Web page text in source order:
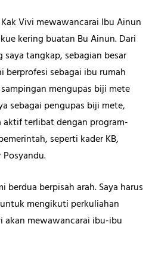
Vivi mewawancarai Ibu Ainun
kering buatan Bu Ainun. Dari
tangkap, sebagian besar
berprofesi sebagai ibu rumah
mengupas biji mete
sebagai pengupas biji mete,
aktif terlibat dengan program-
seperti kader KB,
berdua berpisah arah. Saya harus
mengikuti perkuliahan
akan mewawancarai ibu-ibu